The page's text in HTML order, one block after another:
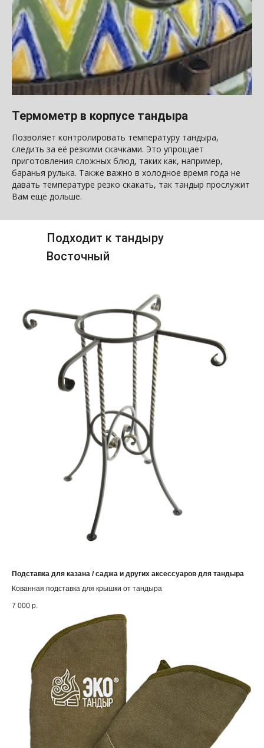
Термометр в корпусе тандыра
Позволяет контролировать температуру тандыра,
следить за её резкими скачками. Это упрощает
приготовления сложных блюд, таких как, например,
баранья рулька. Также важно в холодное время года не
давать температуре резко скакать, так тандыр прослужит
Вам ещё дольше.
Подходит к тандыру
Восточный
Подставка для казана / саджа и других аксессуаров для тандыра
Кованная подставка для крышки от тандыра
7 000 р.